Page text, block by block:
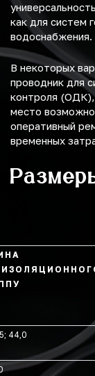
как для систем
водоснабжения.
В некоторых
проводник для
контроля (ОДК),
место
оперативный
временных
44,0